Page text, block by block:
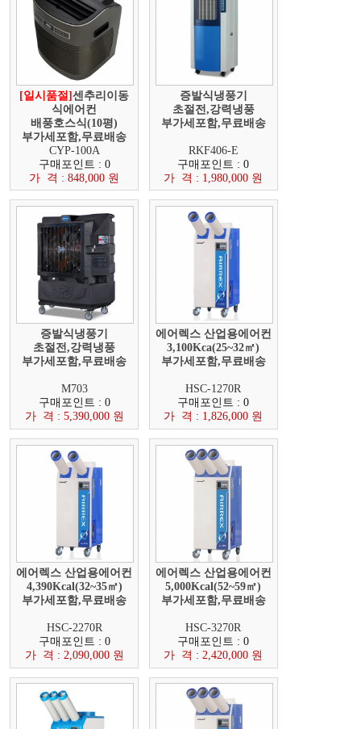
[일시품절]센추리이동
식에어컨
배풍호스식(10평)
부가세포함,무료배송
CYP-100A
구매포인트 : 0
가 격 : 848,000 원
증발식냉풍기
초절전,강력냉풍
부가세포함,무료배송
RKF406-E
구매포인트 : 0
가 격 : 1,980,000 원
증발식냉풍기
초절전,강력냉풍
부가세포함,무료배송
M703
구매포인트 : 0
가 격 : 5,390,000 원
에어렉스 산업용에어컨
3,100Kca(25~32㎡)
부가세포함,무료배송
HSC-1270R
구매포인트 : 0
가 격 : 1,826,000 원
에어렉스 산업용에어컨
4,390Kcal(32~35㎡)
부가세포함,무료배송
HSC-2270R
구매포인트 : 0
가 격 : 2,090,000 원
에어렉스 산업용에어컨
5,000Kcal(52~59㎡)
부가세포함,무료배송
HSC-3270R
구매포인트 : 0
가 격 : 2,420,000 원